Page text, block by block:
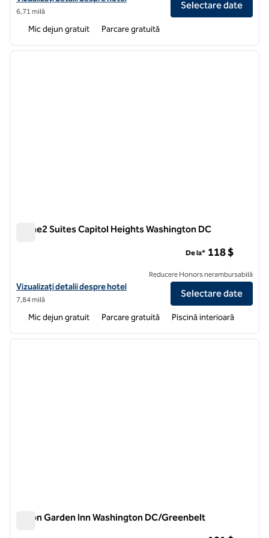
6,71 milă
Selectare date
Mic dejun gratuit Parcare gratuită
1 din 11
Home2 Suites Capitol Heights Washington DC
Vizualizați detaliile hotelului pentru Home2 Suites Capitol Heights
Vizualizați detalii despre hotel
7,84 milă
De la* 118 $
Reducere Honors nerambursabilă
Selectare date
Mic dejun gratuit Parcare gratuită Piscină interioară
1 din 12
Hilton Garden Inn Washington DC/Greenbelt